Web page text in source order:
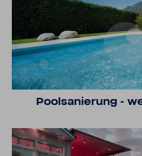
Pool­sa­nie­rung -